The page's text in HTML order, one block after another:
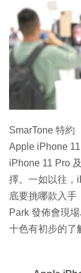
特集
SmarTone 特約
Apple iPhone
iPhone 11 Pro
擇。一如以往，
底要挑哪款入手
Park 發佈會現
十色有初步的了